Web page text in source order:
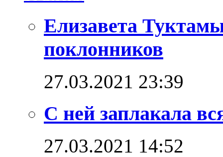
Елизавета
поклонников
27.03.2021 23:39
С ней заплакала
27.03.2021 14:52